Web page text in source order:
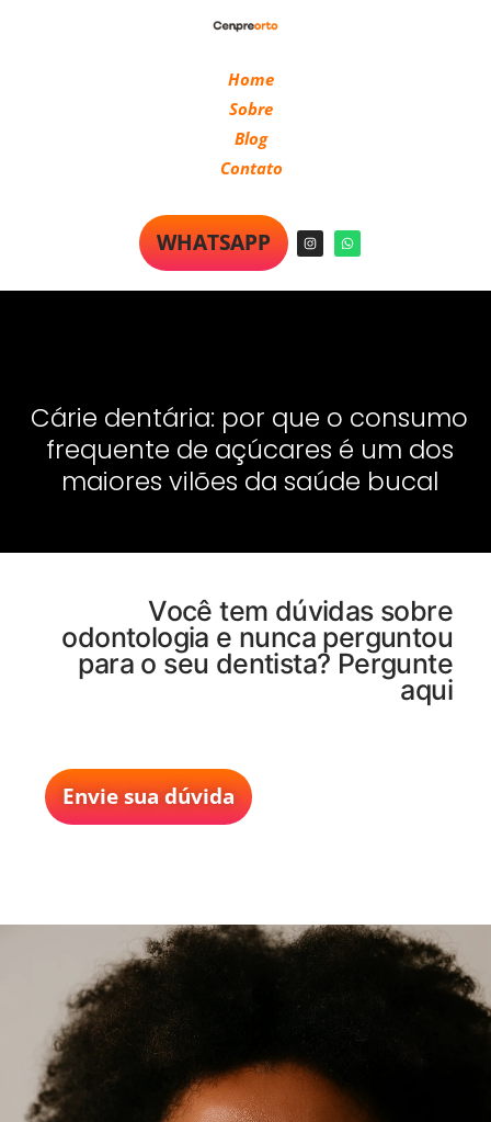
Home
Sobre
Blog
Contato
WHATSAPP
Cárie dentária: por que o consumo
frequente de açúcares é um dos
maiores vilões da saúde bucal
Você tem dúvidas sobre
odontologia e nunca perguntou
para o seu dentista? Pergunte
aqui
Envie sua dúvida